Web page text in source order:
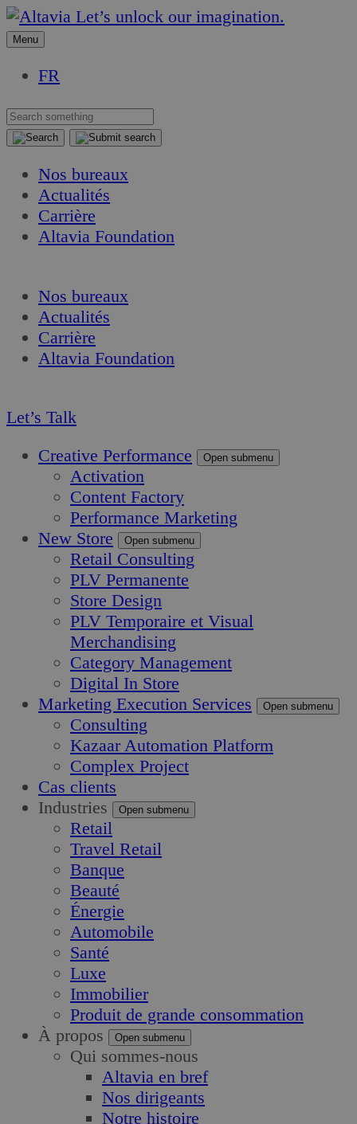
Aller
au
Aller
au
Let’s unlock our imagination.
Menu
FR
Nos bureaux
Actualités
Carrière
Altavia Foundation
Nos bureaux
Actualités
Carrière
Altavia Foundation
Let’s Talk
Creative Performance
Open submenu
Activation
Content Factory
Performance Marketing
New Store
Open submenu
Retail Consulting
PLV Permanente
Store Design
PLV Temporaire et Visual
Merchandising
Category Management
Digital In Store
Marketing Execution Services
Open submenu
Consulting
Kazaar Automation Platform
Complex Project
Cas clients
Industries
Open submenu
Retail
Travel Retail
Banque
Beauté
Énergie
Automobile
Santé
Luxe
Immobilier
Produit de grande consommation
À propos
Open submenu
Qui sommes-nous
Altavia en bref
Nos dirigeants
Notre histoire